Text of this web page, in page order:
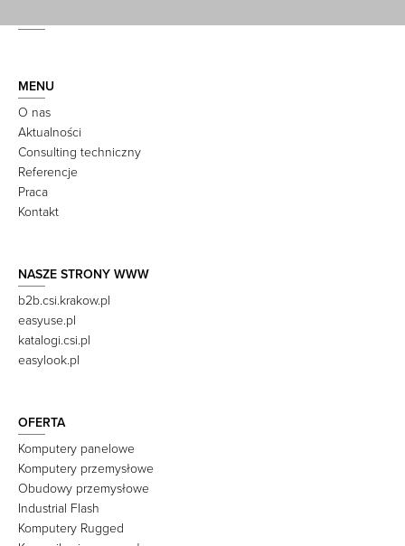
MENU
O nas
Aktualności
Consulting techniczny
Referencje
Praca
Kontakt
NASZE STRONY WWW
b2b.csi.krakow.pl
easyuse.pl
katalogi.csi.pl
easylook.pl
OFERTA
Komputery panelowe
Komputery przemysłowe
Obudowy przemysłowe
Industrial Flash
Komputery Rugged